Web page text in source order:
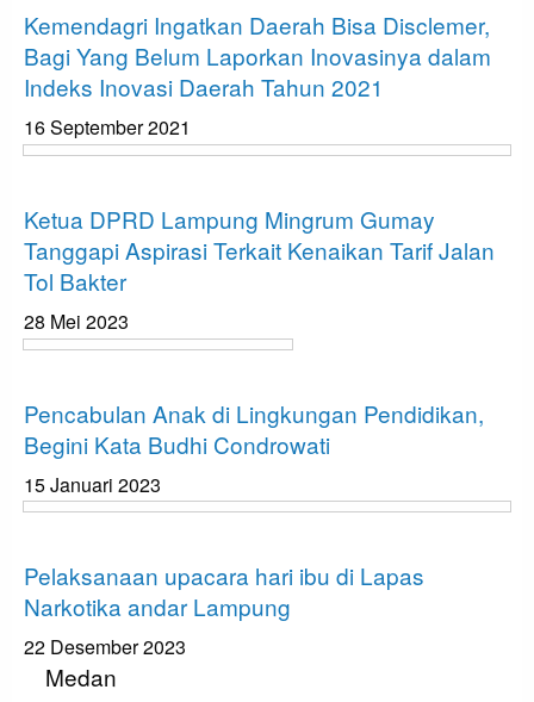
Kemendagri Ingatkan Daerah Bisa Disclemer,
Bagi Yang Belum Laporkan Inovasinya dalam
Indeks Inovasi Daerah Tahun 2021
16 September 2021
Ketua DPRD Lampung Mingrum Gumay
Tanggapi Aspirasi Terkait Kenaikan Tarif Jalan
Tol Bakter
28 Mei 2023
Pencabulan Anak di Lingkungan Pendidikan,
Begini Kata Budhi Condrowati
15 Januari 2023
Pelaksanaan upacara hari ibu di Lapas
Narkotika andar Lampung
22 Desember 2023
Medan